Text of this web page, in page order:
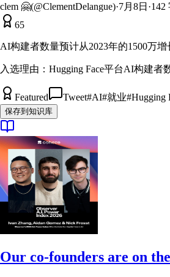
clem 🤗(@ClementDelangue)·7月8日 ·142
65
AI构建者数量预计从2023年的1500万
入选理由： Hugging Face平台AI构建者
Featured Tweet#AI#就业#Hugging
保存到知识库
Our co-founders are on